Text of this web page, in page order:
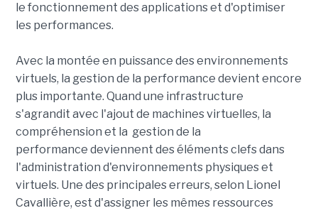
le fonctionnement des applications et d'optimiser
les performances.
Avec la montée en puissance des environnements
virtuels, la gestion de la performance devient encore
plus importante. Quand une infrastructure
s'agrandit avec l'ajout de machines virtuelles, la
compréhension et la gestion de la
performance deviennent des éléments clefs dans
l'administration d'environnements physiques et
virtuels. Une des principales erreurs, selon Lionel
Cavallière, est d'assigner les mêmes ressources